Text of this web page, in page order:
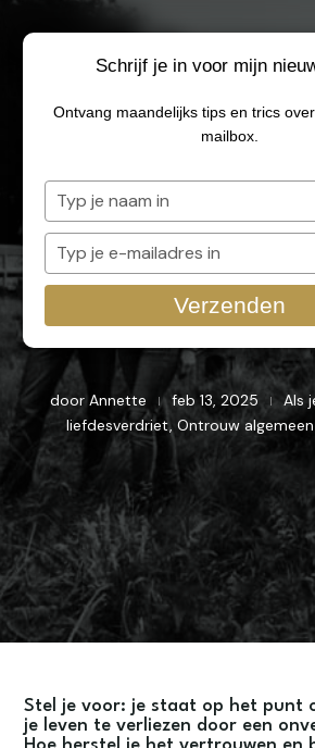
‘Verbranden en
beginnen na
Annemarie Vis en
Leeuwen
door Annette | feb 13, 2025 | Als
liefdesverdriet, Ontrouw algemeen

Stel je voor: je staat op het punt
je leven te verliezen door een
Schrijf je in voor mijn
Ontvang maandelijks tips en trics
mailbox.
Typ
je
naam
Typ
je
e-
Verzenden